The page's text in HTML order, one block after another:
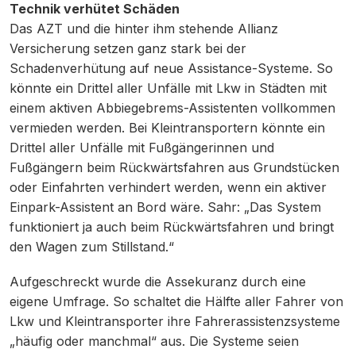
Technik verhütet Schäden
Das AZT und die hinter ihm stehende Allianz
Versicherung setzen ganz stark bei der
Schadenverhütung auf neue Assistance-Systeme. So
könnte ein Drittel aller Unfälle mit Lkw in Städten mit
einem aktiven Abbiegebrems-Assistenten vollkommen
vermieden werden. Bei Kleintransportern könnte ein
Drittel aller Unfälle mit Fußgängerinnen und
Fußgängern beim Rückwärtsfahren aus Grundstücken
oder Einfahrten verhindert werden, wenn ein aktiver
Einpark-Assistent an Bord wäre. Sahr: „Das System
funktioniert ja auch beim Rückwärtsfahren und bringt
den Wagen zum Stillstand.“
Aufgeschreckt wurde die Assekuranz durch eine
eigene Umfrage. So schaltet die Hälfte aller Fahrer von
Lkw und Kleintransporter ihre Fahrerassistenzsysteme
„häufig oder manchmal“ aus. Die Systeme seien